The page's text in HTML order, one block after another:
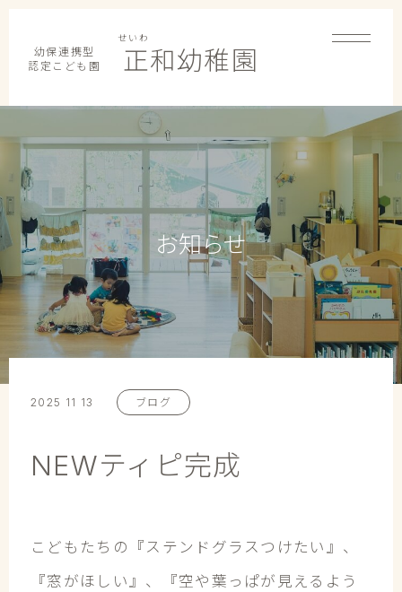
幼保連携型
認定こども園
せいわ
正和幼稚園
お知らせ
2025 11 13 ブログ
NEWティピ完成
こどもたちの『ステンドグラスつけたい』、
『窓がほしい』、『空や葉っぱが見えるよう